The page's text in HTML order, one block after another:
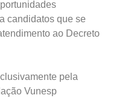
candidatos que se
ao Decreto
pela
Vunesp